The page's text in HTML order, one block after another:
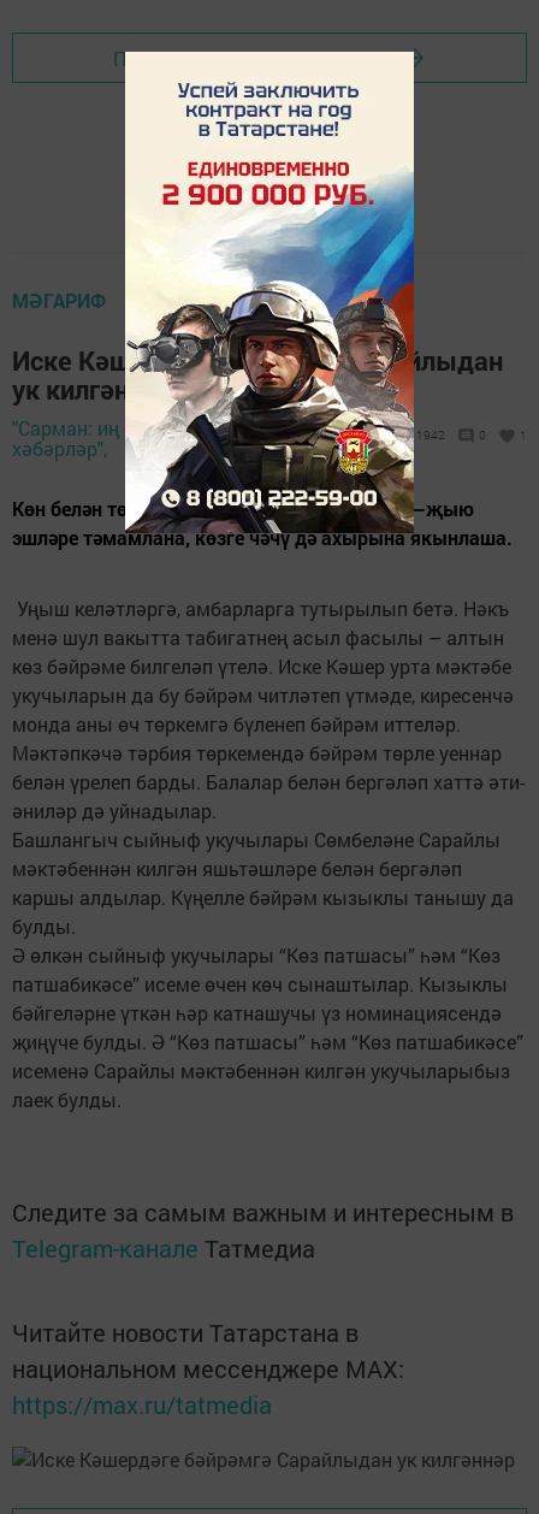
Перейти на страницу новости
МӘГАРИФ
Иске Кәшердәге бәйрәмгә Сарайлыдан
ук килгәннәр
"Сарман: иң яңа
хәбәрләр",
2 ноябрь 2018 -
17:00
1942 0 1
Көн белән төн тигезләшкән бер мәлдә урып –җыю
эшләре тәмамлана, көзге чәчү дә ахырына якынлаша.
Уңыш келәтләргә, амбарларга тутырылып бетә. Нәкъ
менә шул вакытта табигатнең асыл фасылы – алтын
көз бәйрәме билгеләп үтелә. Иске Кәшер урта мәктәбе
укучыларын да бу бәйрәм читләтеп үтмәде, киресенчә
монда аны өч төркемгә бүленеп бәйрәм иттеләр.
Мәктәпкәчә тәрбия төркемендә бәйрәм төрле уеннар
белән үрелеп барды. Балалар белән бергәләп хаттә әти-
әниләр дә уйнадылар.
Башлангыч сыйныф укучылары Сөмбеләне Сарайлы
мәктәбеннән килгән яшьтәшләре белән бергәләп
каршы алдылар. Күңелле бәйрәм кызыклы танышу да
булды.
Ә өлкән сыйныф укучылары “Көз патшасы” һәм “Көз
патшабикәсе” исеме өчен көч сынаштылар. Кызыклы
бәйгеләрне үткән һәр катнашучы үз номинациясендә
җиңүче булды. Ә “Көз патшасы” һәм “Көз патшабикәсе”
исеменә Сарайлы мәктәбеннән килгән укучыларыбыз
лаек булды.
Следите за самым важным и интересным в
Telegram-канале Татмедиа
Читайте новости Татарстана в
национальном мессенджере MАХ:
https://max.ru/tatmedia